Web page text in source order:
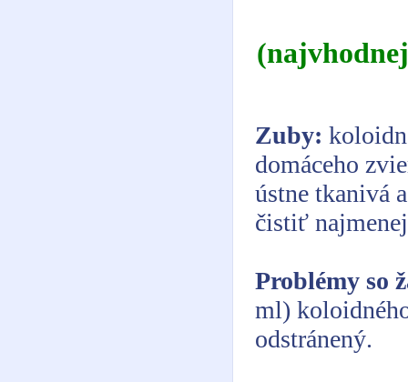
Zuby:
domáceho
ústne tkanivá
čistiť
Problémy so
ml)
odstránený.